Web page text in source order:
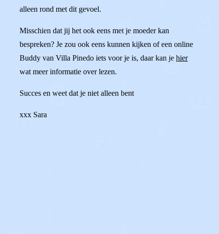
alleen rond met dit gevoel.
Misschien dat jij het ook eens met je moeder kan
bespreken? Je zou ook eens kunnen kijken of een online
Buddy van Villa Pinedo iets voor je is, daar kan je hier
wat meer informatie over lezen.
Succes en weet dat je niet alleen bent
xxx Sara